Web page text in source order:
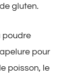
gluten.
poudre
pour
poisson, le